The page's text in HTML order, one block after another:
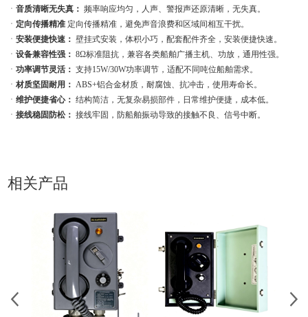
ㆍ音质清晰无失真： 频率响应均匀，人声、警报声还原清晰，无失真。
ㆍ 定向传播精准 定向传播精准，避免声音浪费和区域间相互干扰。
ㆍ安装便捷快速： 壁挂式安装，体积小巧，配套配件齐全，安装便捷快速。
ㆍ设备兼容性强： 8Ω标准阻抗，兼容各类船舶广播主机、功放，通用性强。
ㆍ功率调节灵活： 支持15W/30W功率调节，适配不同吨位船舶需求。
ㆍ材质坚固耐用： ABS+铝合金材质，耐腐蚀、抗冲击，使用寿命长。
ㆍ维护便捷省心： 结构简洁，无复杂易损部件，日常维护便捷，成本低。
ㆍ接线稳固防松： 接线牢固，防船舶振动导致的接触不良、信号中断。
相关产品